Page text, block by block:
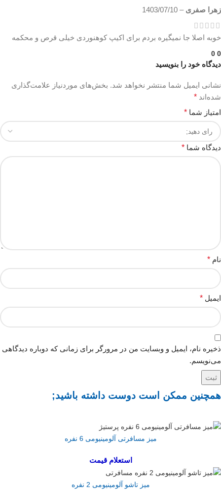
زهرا صفری–
1403/07/10
خوبه اصلا جا نمیگیره بردم برای اکیپ کوهنوردی خیلی قرص و محکمه
0
0
دیدگاه خود را بنویسید
نشانی ایمیل شما منتشر نخواهد شد. بخش‌های موردنیاز علامت‌گذاری
شده‌اند *
امتیاز شما *
دیدگاه شما *
نام *
ایمیل *
ذخیره نام، ایمیل و وبسایت من در مرورگر برای زمانی که دوباره دیدگاهی
می‌نویسم.
همچنین ممکن است دوست داشته باشید;
میز مسافرتی آلومینیومی 6 نفره
استعلام قیمت
میز تاشو آلومینیومی 2 نفره